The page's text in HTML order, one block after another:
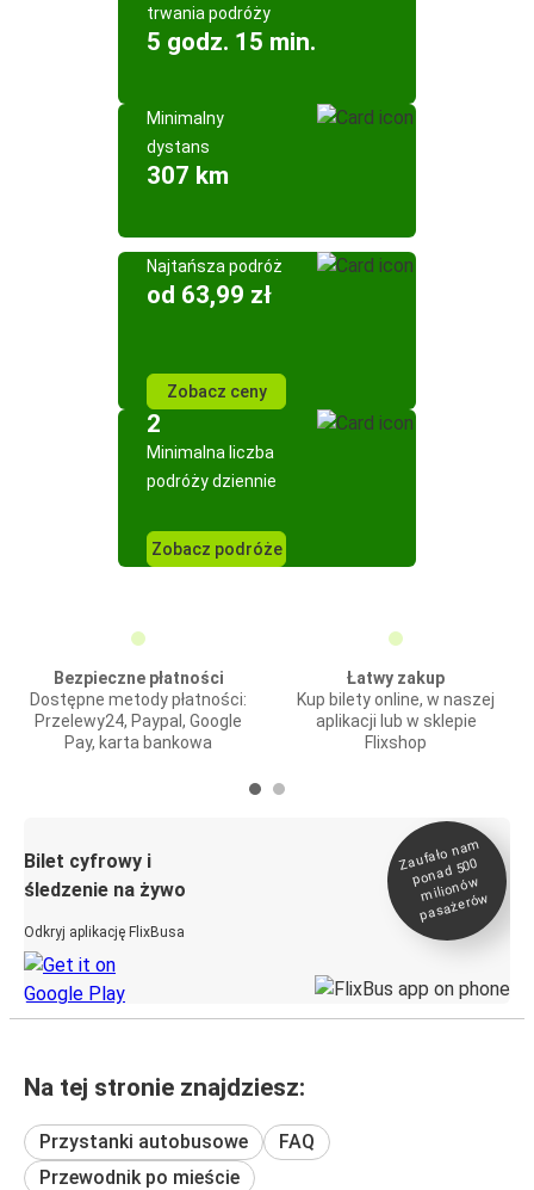
trwania podróży
5 godz. 15 min.
Minimalny
dystans
307 km
Najtańsza podróż
od 63,99 zł
Zobacz ceny
2
Minimalna liczba
podróży dziennie
Zobacz podróże
Bezpieczne płatności
Dostępne metody płatności:
Przelewy24, Paypal, Google
Pay, karta bankowa
Łatwy zakup
Kup bilety online, w naszej
aplikacji lub w sklepie
Flixshop
Bilet cyfrowy i
śledzenie na żywo
Odkryj aplikację FlixBusa
Zaufało na
m
ponad 500
milionó
w
pasażeró
w
Na tej stronie znajdziesz:
Przystanki autobusowe
FAQ
Przewodnik po mieście